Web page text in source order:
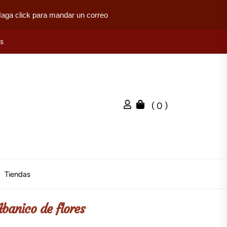
click para mandar un correo
( 0 )
Tiendas
de flores